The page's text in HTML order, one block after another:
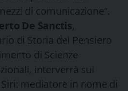
di comunicazione”.
De Sanctis,
di Storia del Pensiero
di Scienze
interverrà sul
mediatore in nome di